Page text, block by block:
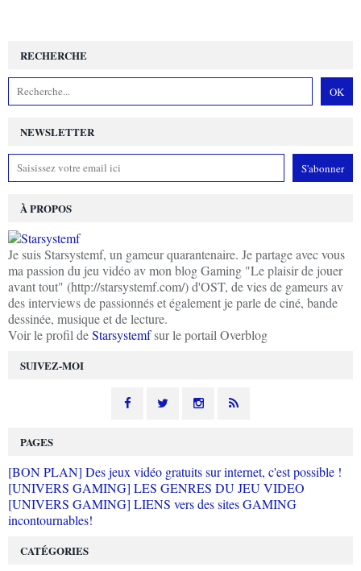
NEWSLETTER
SUIVEZ-MOI
RECHERCHE
À PROPOS
Je suis Starsystemf, un gameur quarantenaire. Je partage avec vous
ma passion du jeu vidéo av mon blog Gaming "Le plaisir de jouer
avant tout" (http://starsystemf.com/) d'OST, de vies de gameurs av
des interviews de passionnés et également je parle de ciné, bande
dessinée, musique et de lecture.
Voir le profil deStarsystemfsur le portail Overblog
PAGES
[BON PLAN] Des jeux vidéo gratuits sur internet, c'est possible !
[UNIVERS GAMING] LES GENRES DU JEU VIDEO
[UNIVERS GAMING] LIENS vers des sites GAMING
incontournables!
CATÉGORIES